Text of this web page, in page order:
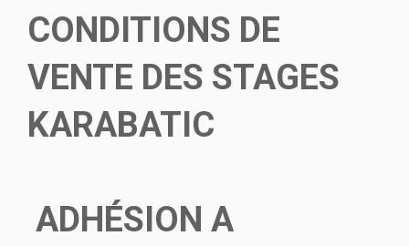
CONDITIONS DE
VENTE DES STAGES
KARABATIC
ADHÉSION A